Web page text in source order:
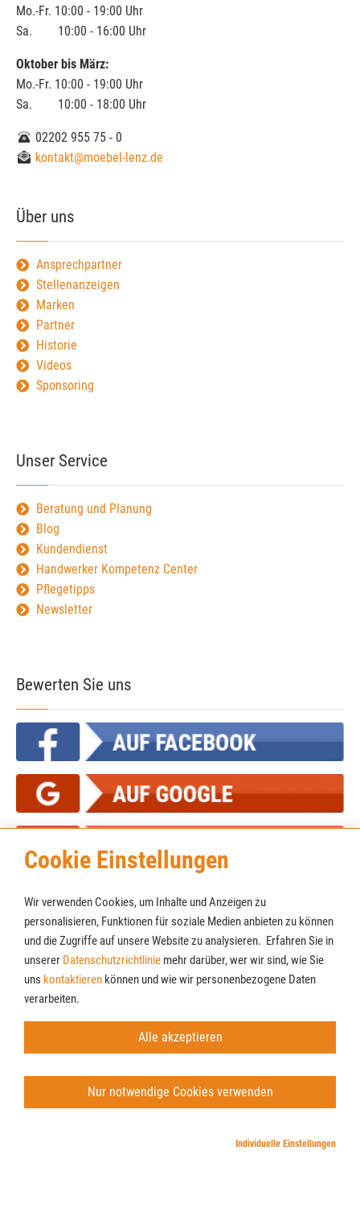
Cookie Einstellungen
Wir verwenden Cookies, um Inhalte und Anzeigen zu
personalisieren, Funktionen für soziale Medien anbieten zu können
und die Zugriffe auf unsere Website zu analysieren. Erfahren Sie in
unserer Datenschutzrichtlinie mehr darüber, wer wir sind, wie Sie
uns kontaktieren können und wie wir personenbezogene Daten
verarbeiten.
Alle akzeptieren
Nur notwendige Cookies verwenden
Individuelle Einstellungen
Mo.-Fr. 10:00 - 19:00 Uhr
Sa. 10:00 - 16:00 Uhr
Oktober bis März:
Mo.-Fr. 10:00 - 19:00 Uhr
Sa. 10:00 - 18:00 Uhr
02202 955 75 - 0
kontakt@moebel-lenz.de
Über uns
Ansprechpartner
Stellenanzeigen
Marken
Partner
Historie
Videos
Sponsoring
Unser Service
Beratung und Planung
Blog
Kundendienst
Handwerker Kompetenz Center
Pflegetipps
Newsletter
Bewerten Sie uns
© Möbel Lenz GmbH & Co. KG
Cookies
Newsletter
AGB